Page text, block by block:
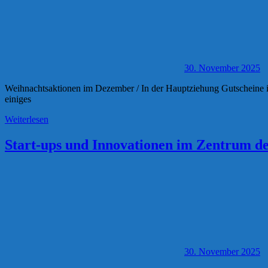
30. November 2025
Weihnachtsaktionen im Dezember / In der Hauptziehung
einiges
Weiterlesen
Start-ups und Innovationen im Zentrum
30. November 2025